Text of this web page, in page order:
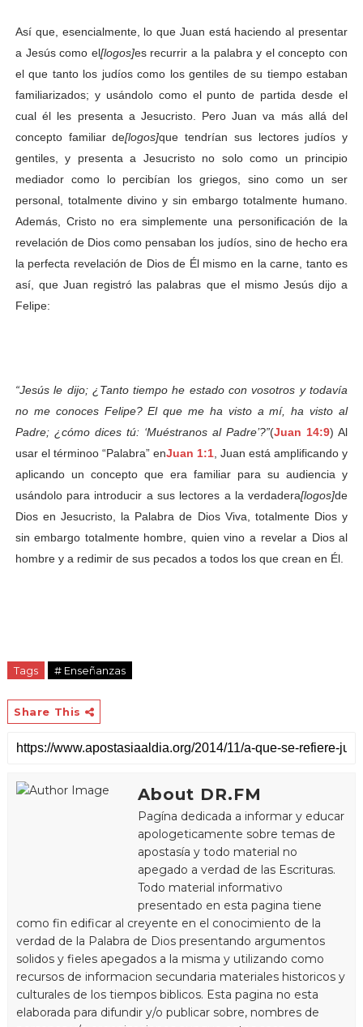
Así que, esencialmente, lo que Juan está haciendo al presentar
a Jesús como el[logos]es recurrir a la palabra y el concepto con
el que tanto los judíos como los gentiles de su tiempo estaban
familiarizados; y usándolo como el punto de partida desde el
cual él les presenta a Jesucristo. Pero Juan va más allá del
concepto familiar de[logos]que tendrían sus lectores judíos y
gentiles, y presenta a Jesucristo no solo como un principio
mediador como lo percibían los griegos, sino como un ser
personal, totalmente divino y sin embargo totalmente humano.
Además, Cristo no era simplemente una personificación de la
revelación de Dios como pensaban los judíos, sino de hecho era
la perfecta revelación de Dios de Él mismo en la carne, tanto es
así, que Juan registró las palabras que el mismo Jesús dijo a
Felipe:
“Jesús le dijo; ¿Tanto tiempo he estado con vosotros y todavía
no me conoces Felipe? El que me ha visto a mí, ha visto al
Padre; ¿cómo dices tú: ‘Muéstranos al Padre’?”(Juan 14:9) Al
usar el términoo “Palabra” enJuan 1:1 , Juan está amplificando y
aplicando un concepto que era familiar para su audiencia y
usándolo para introducir a sus lectores a la verdadera[logos]de
Dios en Jesucristo, la Palabra de Dios Viva, totalmente Dios y
sin embargo totalmente hombre, quien vino a revelar a Dios al
hombre y a redimir de sus pecados a todos los que crean en Él.
Tags # Enseñanzas
Share This
About DR.FM
Pagína dedicada a informar y educar
apologeticamente sobre temas de
apostasía y todo material no
apegado a verdad de las Escrituras.
Todo material informativo
presentado en esta pagina tiene
como fin edificar al creyente en el conocimiento de la
verdad de la Palabra de Dios presentando argumentos
solidos y fieles apegados a la misma y utilizando como
recursos de informacion secundaria materiales historicos y
culturales de los tiempos biblicos. Esta pagina no esta
elaborada para difundir y/o publicar sobre, nombres de